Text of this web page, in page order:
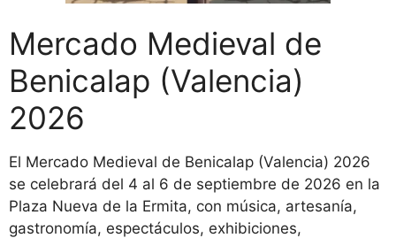
Mercado Medieval de
Benicalap (Valencia)
2026
El Mercado Medieval de Benicalap (Valencia) 2026
se celebrará del 4 al 6 de septiembre de 2026 en la
Plaza Nueva de la Ermita, con música, artesanía,
gastronomía, espectáculos, exhibiciones,